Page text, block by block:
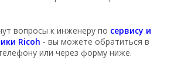
вопросы к инженеру по сервису и
Ricoh - вы можете обратиться в
или через форму ниже.